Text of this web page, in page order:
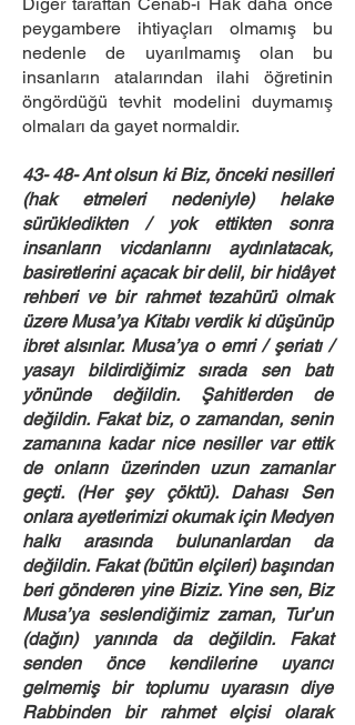
peygambere ihtiyaçları olmamış bu
nedenle de uyarılmamış olan bu
insanların atalarından ilahi öğretinin
öngördüğü tevhit modelini duymamış
olmaları da gayet normaldir.
43- 48- Ant olsun ki Biz, önceki nesilleri
(hak etmeleri nedeniyle) helake
sürükledikten / yok ettikten sonra
insanların vicdanlarını aydınlatacak,
basiretlerini açacak bir delil, bir hidâyet
rehberi ve bir rahmet tezahürü olmak
üzere Musa’ya Kitabı verdik ki düşünüp
ibret alsınlar. Musa’ya o emri / şeriatı /
yasayı bildirdiğimiz sırada sen batı
yönünde değildin. Şahitlerden de
değildin. Fakat biz, o zamandan, senin
zamanına kadar nice nesiller var ettik
de onların üzerinden uzun zamanlar
geçti. (Her şey çöktü). Dahası Sen
onlara ayetlerimizi okumak için Medyen
halkı arasında bulunanlardan da
değildin. Fakat (bütün elçileri) başından
beri gönderen yine Biziz. Yine sen, Biz
Musa’ya seslendiğimiz zaman, Tur’un
(dağın) yanında da değildin. Fakat
senden önce kendilerine uyarıcı
gelmemiş bir toplumu uyarasın diye
Rabbinden bir rahmet elçisi olarak